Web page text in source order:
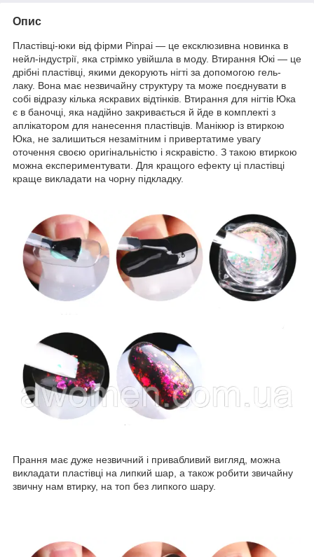
Опис
Пластівці-юки від фірми Pinpai — це ексклюзивна новинка в
нейл-індустрії, яка стрімко увійшла в моду. Втирання Юкі — це
дрібні пластівці, якими декорують нігті за допомогою гель-
лаку. Вона має незвичайну структуру та може поєднувати в
собі відразу кілька яскравих відтінків. Втирання для нігтів Юка
є в баночці, яка надійно закривається й йде в комплекті з
аплікатором для нанесення пластівців. Манікюр із втиркою
Юка, не залишиться незамітним і привертатиме увагу
оточення своєю оригінальністю і яскравістю. З такою втиркою
можна експериментувати. Для кращого ефекту ці пластівці
краще викладати на чорну підкладку.
Прання має дуже незвичний і привабливий вигляд, можна
викладати пластівці на липкий шар, а також робити звичайну
звичну нам втирку, на топ без липкого шару.